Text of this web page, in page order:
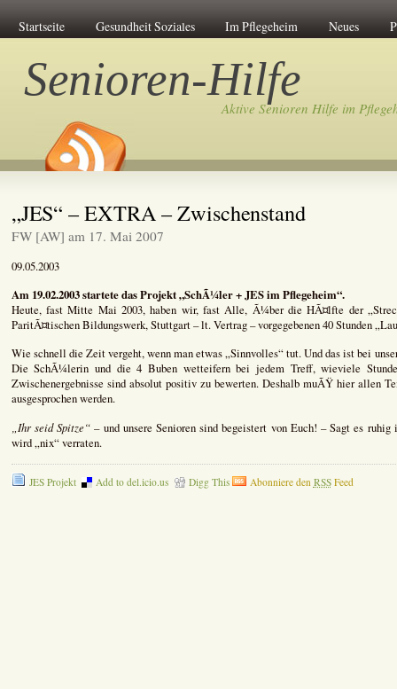
Startseite Gesundheit Soziales Im Pflegeheim Neues
Senioren-Hilfe
Aktive Senioren Hilfe im
„JES“ – EXTRA – Zwischenstand
FW [AW] am 17. Mai 2007
09.05.2003
Am 19.02.2003 startete das Projekt „SchÃ¼ler + JES im Pflegeheim“.
Heute, fast Mitte Mai 2003, haben wir, fast Alle, Ã¼ber die HÃ¤lfte der
ParitÃ¤tischen Bildungswerk, Stuttgart – lt. Vertrag – vorgegebenen 40 Stunden
Wie schnell die Zeit vergeht, wenn man etwas „Sinnvolles“ tut. Und das ist bei
Die SchÃ¼lerin und die 4 Buben wetteifern bei jedem Treff, wieviele
Zwischenergebnisse sind absolut positiv zu bewerten. Deshalb muÃŸ hier allen
ausgesprochen werden.
„Ihr seid Spitze“ – und unsere Senioren sind begeistert von Euch! – Sagt es
wird „nix“ verraten.
JES Projekt Add to del.icio.us Digg This Abonniere den RSSFeed